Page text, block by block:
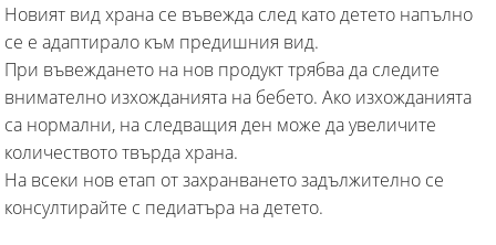
Новият вид храна се въвежда след като детето напълно
се е адаптирало към предишния вид.
При въвеждането на нов продукт трябва да следите
внимателно изхожданията на бебето. Ако изхожданията
са нормални, на следващия ден може да увеличите
количеството твърда храна.
На всеки нов етап от захранването задължително се
консултирайте с педиатъра на детето.